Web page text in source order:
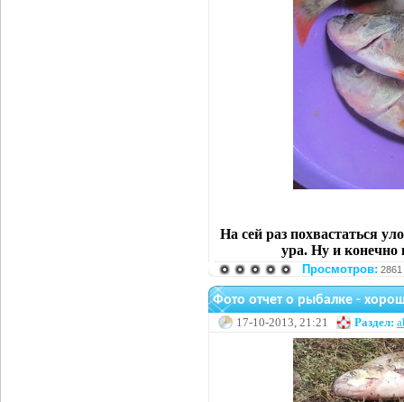
На сей раз похвастаться
ура. Ну и конечно
Просмотров:
Фото отчет о рыбалке -
17-10-2013, 21:21 Раздел: